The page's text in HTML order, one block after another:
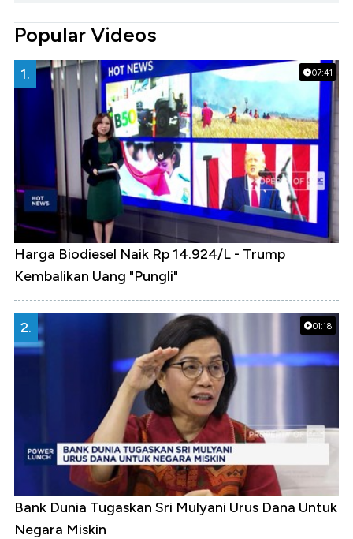
Popular Videos
07:41
1.
Harga Biodiesel Naik Rp 14.924/L - Trump
Kembalikan Uang "Pungli"
01:18
2.
Bank Dunia Tugaskan Sri Mulyani Urus Dana Untuk
Negara Miskin